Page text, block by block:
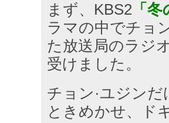
まず、KBS2 「
ラマの中でチョ
た放送局のラジ
受けました。
チョン·ユジン
ときめかせ、ド